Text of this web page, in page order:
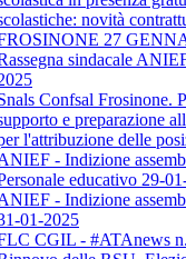
novità
27
sindacale
Confsal Frosinone.
e preparazione
l'attribuzione delle
- Indizione
educativo 29-
- Indizione
01-2025
CGIL - #ATAnews